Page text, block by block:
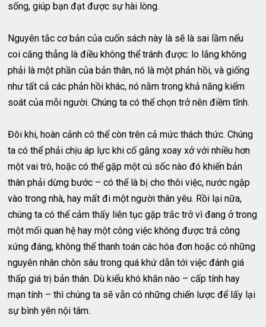
sống, giúp bạn đạt được sự hài lòng.
Nguyên tắc cơ bản của cuốn sách này là sẽ là sai lầm nếu
coi căng thẳng là điều không thể tránh được: lo lắng không
phải là một phần của bản thân, nó là một phản hồi, và giống
như tất cả các phản hồi khác, nó nằm trong khả năng kiểm
soát của mỗi người. Chúng ta có thể chọn trở nên điềm tĩnh.
Đôi khi, hoàn cảnh có thể còn trên cả mức thách thức. Chúng
ta có thể phải chịu áp lực khi cố gắng xoay xở với nhiều hơn
một vai trò, hoặc có thể gặp một cú sốc nào đó khiến bản
thân phải dừng bước – có thể là bị cho thôi việc, nước ngập
vào trong nhà, hay mất đi một người thân yêu. Rồi lại nữa,
chúng ta có thể cảm thấy liên tục gặp trắc trở vì đang ở trong
một mối quan hệ hay một công việc không được trả công
xứng đáng, không thể thanh toán các hóa đơn hoặc có những
nguyên nhân chôn sâu trong quá khứ dẫn tới việc đánh giá
thấp giá trị bản thân. Dù kiểu khó khăn nào – cấp tính hay
mạn tính – thì chúng ta sẽ vẫn có những chiến lược để lấy lại
sự bình yên nội tâm.